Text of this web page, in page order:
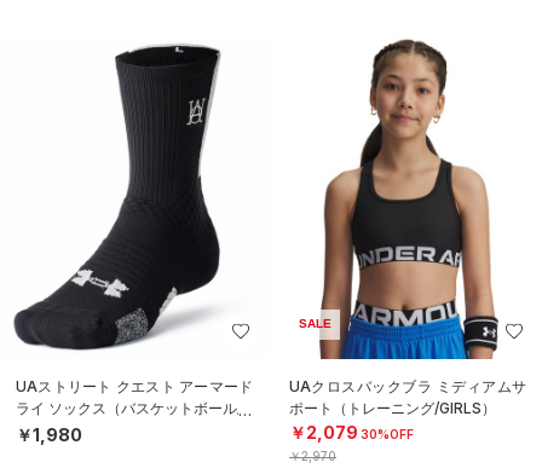
UAストリート クエスト アーマード
ライ ソックス（バスケットボール/U
NISEX）
￥1,980
SALE
UAクロスバックブラ ミディアムサ
ポート（トレーニング/GIRLS）
￥2,079 30%OFF
￥2,970